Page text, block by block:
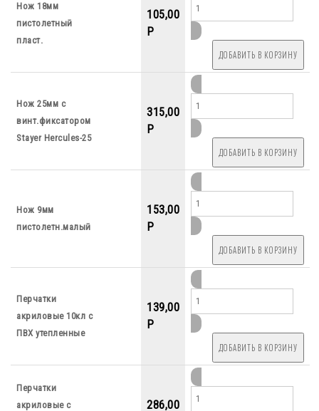
Нож 18мм
пистолетный
пласт.
105,00
P
Нож 25мм с
винт.фиксатором
Stayer Hercules-25
315,00
P
Нож 9мм
пистолетн.малый
153,00
P
Перчатки
акриловые 10кл с
ПВХ утепленные
139,00
P
Перчатки
акриловые с
286,00